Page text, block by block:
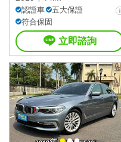
認證車
五大保證
符合保固
立即諮詢